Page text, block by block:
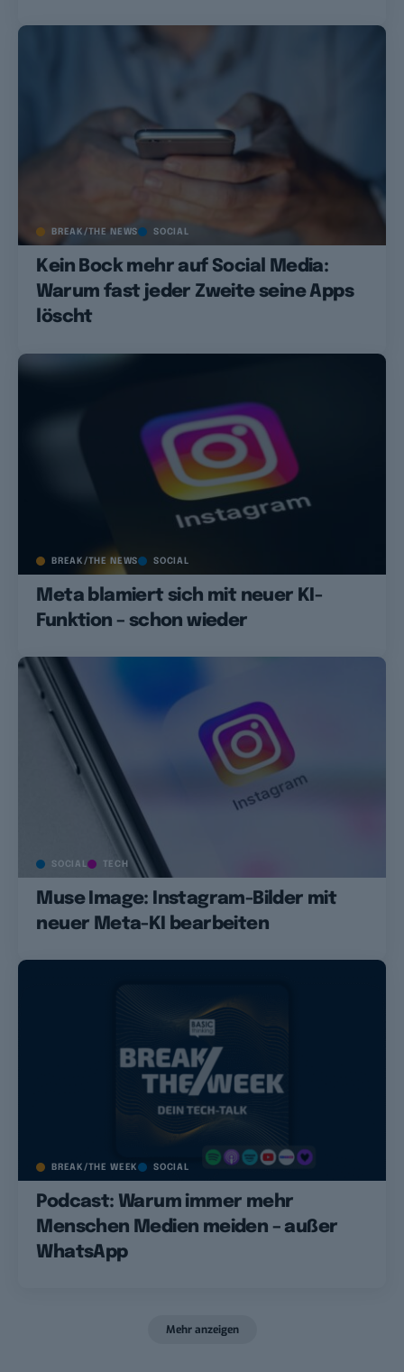
BREAK/THE NEWS SOCIAL
Kein Bock mehr auf Social Media:
Warum fast jeder Zweite seine Apps
löscht
BREAK/THE NEWS SOCIAL
Meta blamiert sich mit neuer KI-
Funktion – schon wieder
SOCIAL TECH
Muse Image: Instagram-Bilder mit
neuer Meta-KI bearbeiten
BREAK/THE WEEK SOCIAL
Podcast: Warum immer mehr
Menschen Medien meiden – außer
WhatsApp
Mehr anzeigen